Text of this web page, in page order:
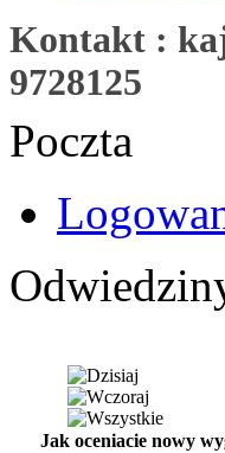
Kontakt :
9728125
Poczta
Jak oceniacie nowy